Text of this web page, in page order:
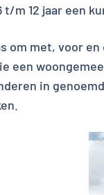
t/m 12 jaar een
om met, voor
een
in